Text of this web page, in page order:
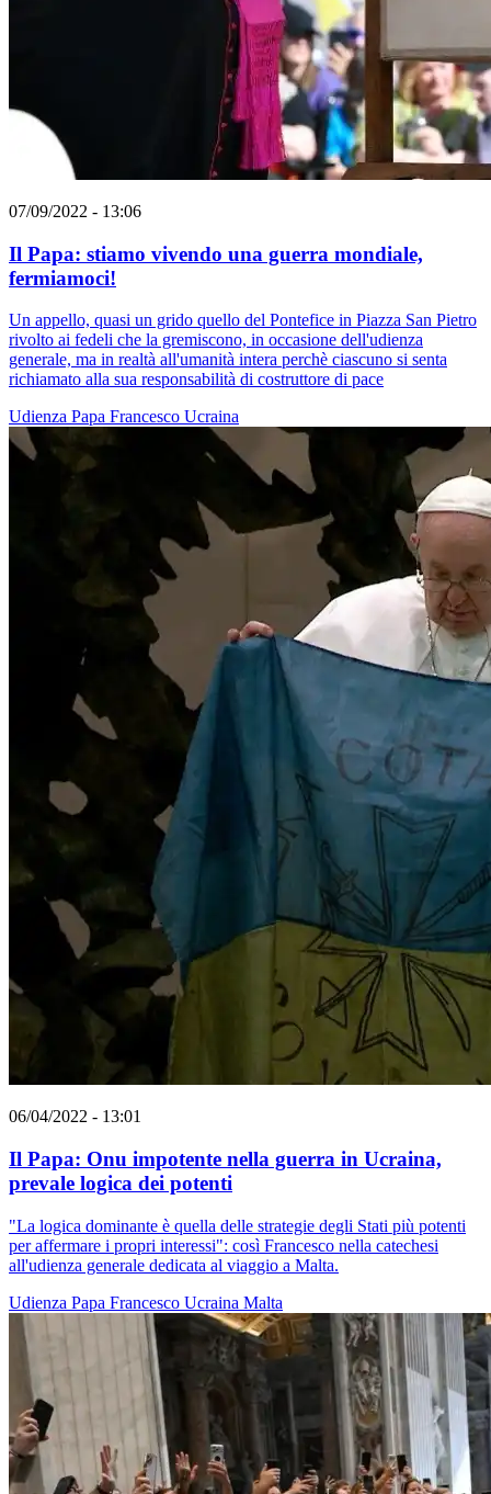
07/09/2022 - 13:06
Il Papa: stiamo vivendo una guerra mondiale,
fermiamoci!
Un appello, quasi un grido quello del Pontefice in Piazza San Pietro
rivolto ai fedeli che la gremiscono, in occasione dell'udienza
generale, ma in realtà all'umanità intera perchè ciascuno si senta
richiamato alla sua responsabilità di costruttore di pace
Udienza Papa Francesco Ucraina
06/04/2022 - 13:01
Il Papa: Onu impotente nella guerra in Ucraina,
prevale logica dei potenti
"La logica dominante è quella delle strategie degli Stati più potenti
per affermare i propri interessi": così Francesco nella catechesi
all'udienza generale dedicata al viaggio a Malta.
Udienza Papa Francesco Ucraina Malta